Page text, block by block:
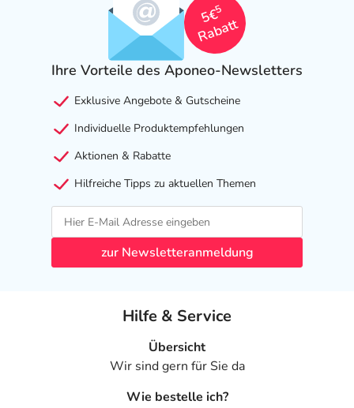
5€
5
Rabatt
Ihre Vorteile des Aponeo-Newsletters
Exklusive Angebote & Gutscheine
Individuelle Produktempfehlungen
Aktionen & Rabatte
Hilfreiche Tipps zu aktuellen Themen
zur Newsletteranmeldung
Hilfe & Service
Übersicht
Wir sind gern für Sie da
Wie bestelle ich?